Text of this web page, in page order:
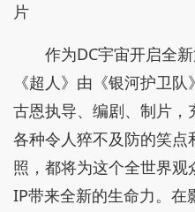
片
作为DC宇宙开启全
《超人》由《银河护卫
古恩执导、编剧、制片，
各种令人猝不及防的笑
照，都将为这个全世界
IP带来全新的生命力。在